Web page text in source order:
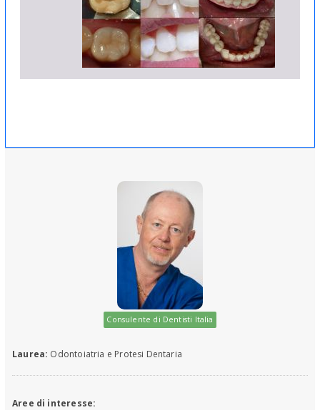
Consulente di Dentisti Italia
Laurea: Odontoiatria e Protesi Dentaria
Aree di interesse: